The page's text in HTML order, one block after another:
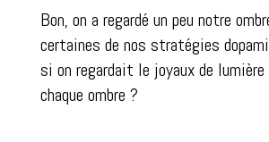
Bon, on a regardé un peu notre
certaines de nos stratégies
si on regardait le joyaux de lumière
chaque ombre ?